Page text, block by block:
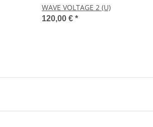
WAVE VOLTAGE 2 (U)
120,00 € *